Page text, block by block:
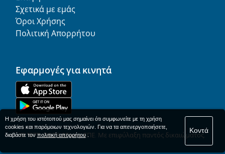
Σχετικά με εμάς
Όροι Χρήσης
Πολιτική Απορρήτου
Εφαρμογές για κινητά
© 1977-2026AFerry ΕΠΕ. Με επιφύλαξη παντός δικαιώματος.
Η χρήση του ιστότοπού μας σημαίνει ότι συμφωνείτε με τη χρήση
cookies και παρόμοιων τεχνολογιών. Για να τα απενεργοποιήσετε,
διαβάστε τονπολιτική απορρήτου.
Κοντά